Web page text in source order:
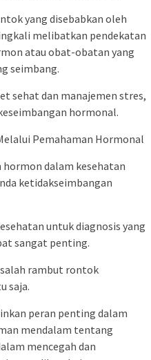
yang disebabkan oleh
melibatkan pendekatan
atau obat-obatan yang
seimbang.
sehat dan manajemen stres,
hormonal.
Pemahaman Hormonal
dalam kesehatan
ketidakseimbangan
untuk diagnosis yang
sangat penting.
rambut rontok
saja.
peran penting dalam
mendalam tentang
mencegah dan